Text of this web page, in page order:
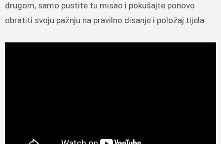
drugom, samo pustite tu misao i pokušajte ponovo
obratiti svoju pažnju na pravilno disanje i položaj tijela.